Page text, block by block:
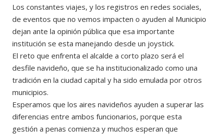
Los constantes viajes, y los registros en redes sociales,
de eventos que no vemos impacten o ayuden al Municipio
dejan ante la opinión pública que esa importante
institución se esta manejando desde un joystick.
El reto que enfrenta el alcalde a corto plazo será el
desfile navideño, que se ha institucionalizado como una
tradición en la ciudad capital y ha sido emulada por otros
municipios.
Esperamos que los aires navideños ayuden a superar las
diferencias entre ambos funcionarios, porque esta
gestión a penas comienza y muchos esperan que